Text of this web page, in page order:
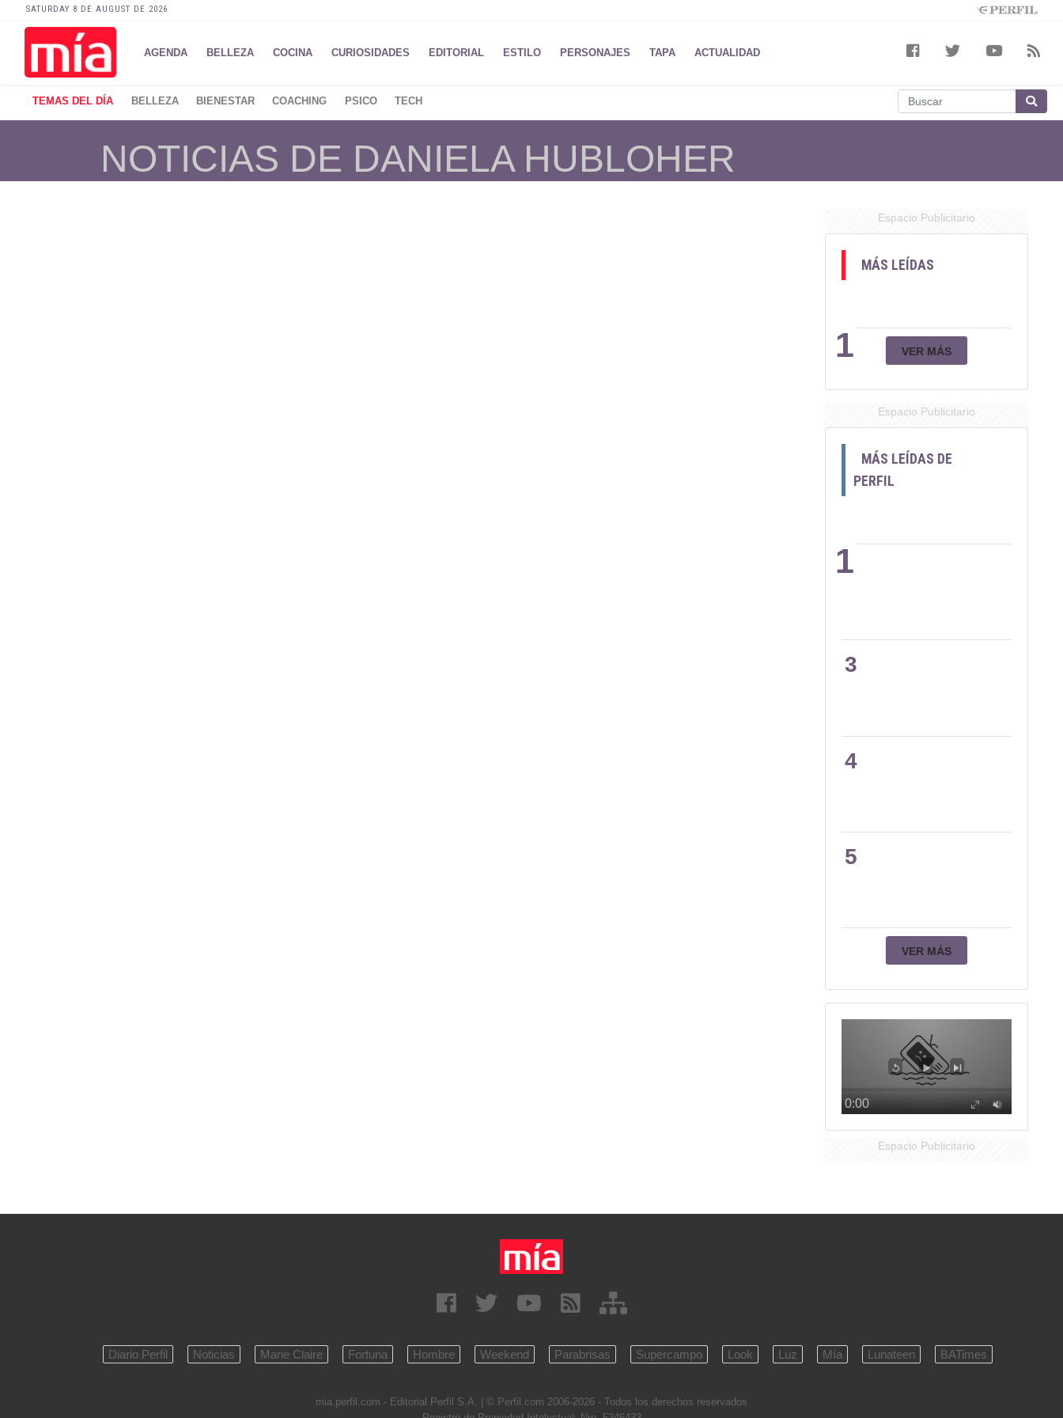
SATURDAY 8 DE AUGUST DE 2026
AGENDA BELLEZA COCINA CURIOSIDADES EDITORIAL ESTILO PERSONAJES TAPA ACTUALIDAD
TEMAS DEL DÍA BELLEZA BIENESTAR COACHING PSICO TECH
NOTICIAS DE DANIELA HUBLOHER
Espacio Publicitario
MÁS LEÍDAS
1 VER MÁS
Espacio Publicitario
MÁS LEÍDAS DE
PERFIL
1
2
3
4
5
VER MÁS
Espacio Publicitario
Diario Perfil Noticias Marie Claire Fortuna Hombre Weekend Parabrisas Supercampo Look Luz Mía Lunateen BATimes
mia.perfil.com - Editorial Perfil S.A.
| © Perfil.com 2006-2026 - Todos los derechos reservados